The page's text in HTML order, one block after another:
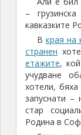
–
кавказките
В края на
странен
етажите,
учудване
хотели,
запуснати –
стар
Родина в